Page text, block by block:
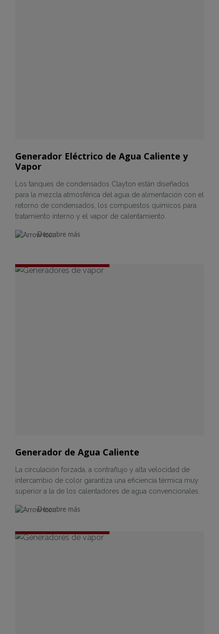
Generador Eléctrico de Agua Caliente y
Vapor
Los tanques de condensados Clayton están diseñados
para la mezcla atmosférica del agua de alimentación con el
retorno de condensados, los compuestos químicos para
tratamiento interno y el vapor de calentamiento.
Descubre más
Generador de Agua Caliente
La circulación forzada, a contraflujo y alta velocidad de
intercambio de color garantiza una eficiencia térmica muy
superior a la de los calentadores de agua convencionales.
Descubre más